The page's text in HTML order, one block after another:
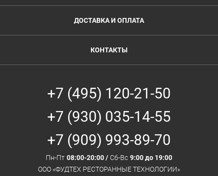
ДОСТАВКА И ОПЛАТА
КОНТАКТЫ
+7 (495) 120-21-50
+7 (930) 035-14-55
+7 (909) 993-89-70
Пн-Пт 08:00-20:00 / Сб-Вс 9:00 до 19:00
ООО «ФУДТЕХ РЕСТОРАННЫЕ ТЕХНОЛОГИИ»